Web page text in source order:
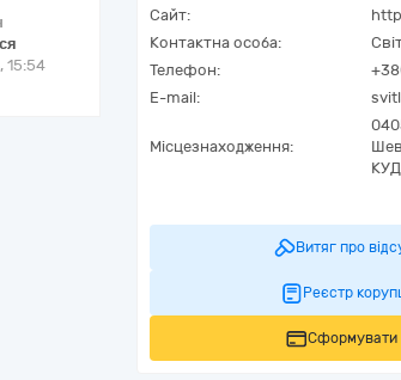
15:54
Сайт:
Контактна особа:
Телефон:
E-mail:
Місцезнаходження:
Витяг про
Реєстр
Сформувати